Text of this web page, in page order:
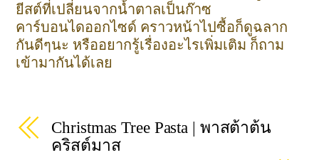
ยีสต์ที่เปลี่ยนจากน้ำตาลเป็นก๊าซ
คาร์บอนไดออกไซด์ คราวหน้าไปซื้อก็ดูฉลาก
กันดีๆนะ หรืออยากรู้เรื่องอะไรเพิ่มเติม ก็ถาม
เข้ามากันได้เลย
Christmas Tree Pasta | พาสต้าต้น
คริสต์มาส